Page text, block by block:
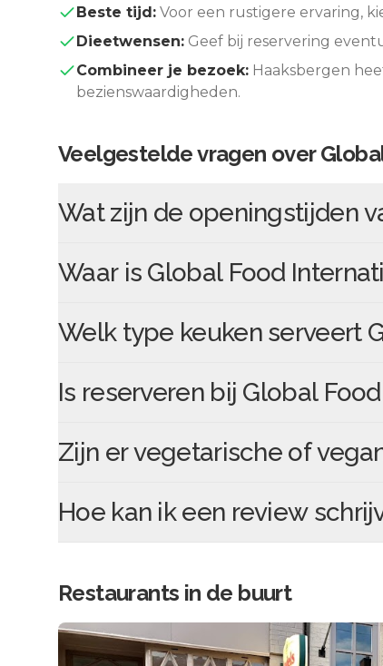
Beste tijd: Voor een rustigere ervaring,
Dieetwensen: Geef bij reservering
Combineer je bezoek: Haaksbergen
bezienswaardigheden.
Veelgestelde vragen over
Wat zijn de openingstijden
Waar is Global Food
Welk type keuken serveert
Is reserveren bij Global
Zijn er vegetarische of
Hoe kan ik een review
Restaurants in de buurt